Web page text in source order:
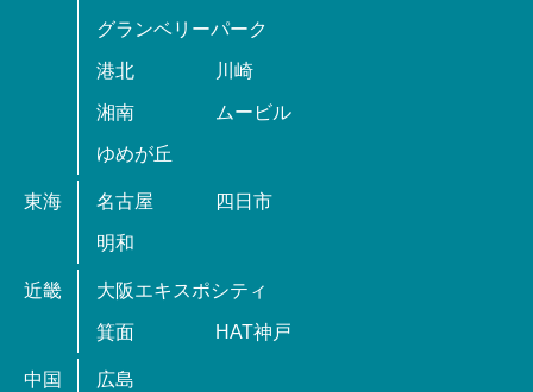
グランベリーパーク
港北 川崎
湘南 ムービル
ゆめが丘
東海 名古屋 四日市
明和
近畿 大阪エキスポシティ
箕面 HAT神戸
中国 広島